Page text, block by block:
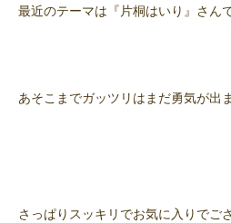
最近のテーマは『片桐はいり』さんで
あそこまでガッツリはまだ勇気が出
さっぱりスッキリでお気に入りでご